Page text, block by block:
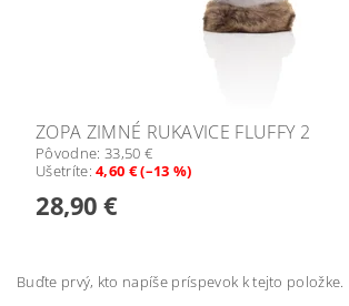
ZOPA ZIMNÉ RUKAVICE FLUFFY 2
Pôvodne: 33,50 €
Ušetríte:4,60 € (–13 %)
28,90 €
Buďte prvý, kto napíše príspevok k tejto položke.